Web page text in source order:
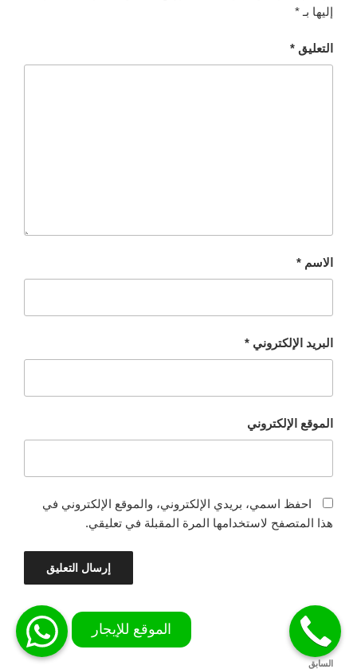
إليها بـ *
التعليق *
الاسم *
البريد الإلكتروني *
الموقع الإلكتروني
احفظ اسمي، بريدي الإلكتروني، والموقع الإلكتروني في
هذا المتصفح لاستخدامها المرة المقبلة في تعليقي.
تصفّح
المقالة
السابق